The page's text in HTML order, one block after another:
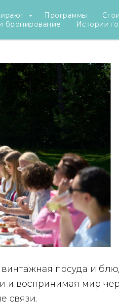
Программы
бронирование
Истории
бранч с Татьяной
посуда и
воспринимая мир
связи.